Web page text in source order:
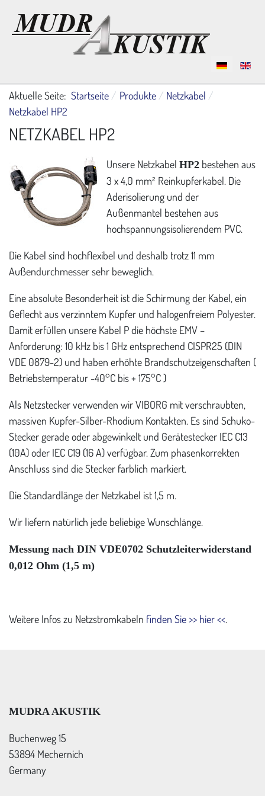
Aktuelle Seite: Startseite Produkte
Netzkabel
Netzkabel HP2
NETZKABEL HP2
Unsere Netzkabel HP2 bestehen aus
3 x 4,0 mm² Reinkupferkabel. Die
Aderisolierung und der
Außenmantel bestehen aus
hochspannungsisolierendem PVC.
Die Kabel sind hochflexibel und deshalb trotz 11 mm
Außendurchmesser sehr beweglich.
Eine absolute Besonderheit ist die Schirmung der Kabel, ein
Geflecht aus verzinntem Kupfer und halogenfreiem Polyester.
Damit erfüllen unsere Kabel P die höchste EMV –
Anforderung: 10 kHz bis 1 GHz entsprechend CISPR25 (DIN
VDE 0879-2) und haben erhöhte Brandschutzeigenschaften (
Betriebstemperatur -40°C bis + 175°C )
Als Netzstecker verwenden wir VIBORG mit verschraubten,
massiven Kupfer-Silber-Rhodium Kontakten. Es sind Schuko-
Stecker gerade oder abgewinkelt und Gerätestecker IEC C13
(10A) oder IEC C19 (16 A) verfügbar. Zum phasenkorrekten
Anschluss sind die Stecker farblich markiert.
Die Standardlänge der Netzkabel ist 1,5 m.
Wir liefern natürlich jede beliebige Wunschlänge.
Messung nach DIN VDE0702 Schutzleiterwiderstand
0,012 Ohm (1,5 m)
Weitere Infos zu Netzstromkabeln finden Sie >> hier <<.
MUDRA AKUSTIK
Buchenweg 15
53894 Mechernich
Germany